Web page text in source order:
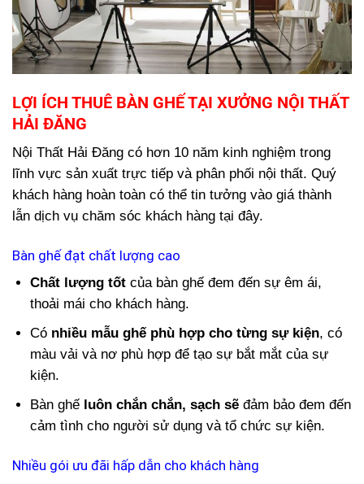
LỢI ÍCH THUÊ BÀN GHẾ TẠI XƯỞNG NỘI THẤT
HẢI ĐĂNG
Nội Thất Hải Đăng có hơn 10 năm kinh nghiệm trong
lĩnh vực sản xuất trực tiếp và phân phối nội thất. Quý
khách hàng hoàn toàn có thể tin tưởng vào giá thành
lẫn dịch vụ chăm sóc khách hàng tại đây.
Bàn ghế đạt chất lượng cao
Chất lượng tốtcủa bàn ghế đem đến sự êm ái,
thoải mái cho khách hàng.
Có nhiều mẫu ghế phù hợp cho từng sự kiện, có
màu vải và nơ phù hợp để tạo sự bắt mắt của sự
kiện.
Bàn ghế luôn chắn chắn, sạch sẽđảm bảo đem đến
cảm tình cho người sử dụng và tổ chức sự kiện.
Nhiều gói ưu đãi hấp dẫn cho khách hàng